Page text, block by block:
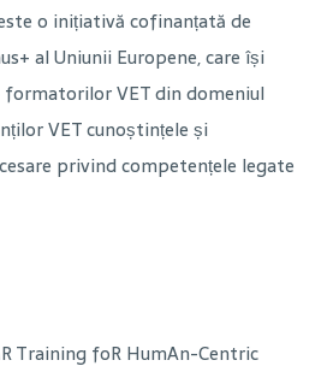
o inițiativă cofinanțată de
al Uniunii Europene, care își
VET din domeniul
VET cunoștințele și
privind competențele legate
foR HumAn-Centric